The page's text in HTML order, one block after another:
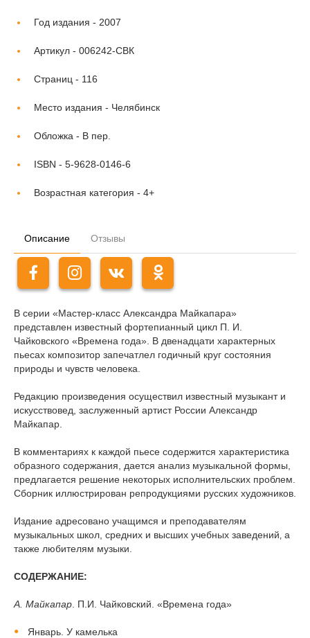
Год издания - 2007
Артикул - 006242-СВК
Страниц - 116
Место издания - Челябинск
Обложка - В пер.
ISBN - 5-9628-0146-6
Возрастная категория - 4+
Описание Отзывы
В серии «Мастер-класс Александра Майкапара»
представлен известный фортепианный цикл П. И.
Чайковского «Времена года». В двенадцати характерных
пьесах композитор запечатлел годичный круг состояния
природы и чувств человека.
Редакцию произведения осуществил известный музыкант и
искусствовед, заслуженный артист России Александр
Майкапар.
В комментариях к каждой пьесе содержится характеристика
образного содержания, дается анализ музыкальной формы,
предлагается решение некоторых исполнительских проблем.
Сборник иллюстрирован репродукциями русских художников.
Издание адресовано учащимся и преподавателям
музыкальных школ, средних и высших учебных заведений‚ a
также любителям музыки.
СОДЕРЖАНИЕ:
А. Майкапар . П.И. Чайковский. «Времена года»
Январь. У камелька